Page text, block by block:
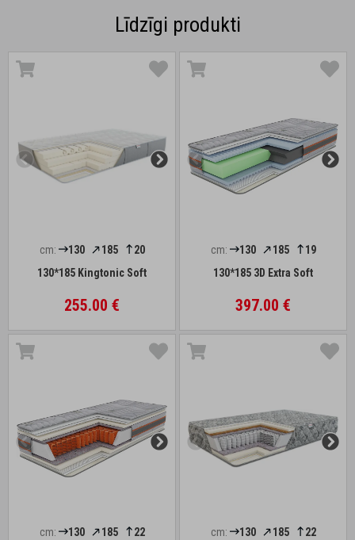
Līdzīgi produkti
cm: 130 185
20
130*185 Kingtonic Soft
255.00 €
cm: 130 185
19
130*185 3D Extra Soft
397.00 €
cm: 130 185 22 cm: 130 185 22